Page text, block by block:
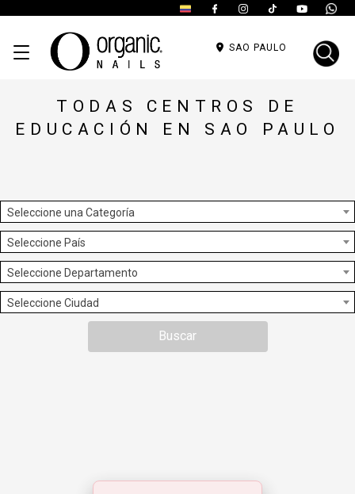
SAO PAULO
TODAS CENTROS DE
EDUCACIÓN EN SAO PAULO
Seleccione una Categoría
Seleccione País
Seleccione Departamento
Seleccione Ciudad
Buscar